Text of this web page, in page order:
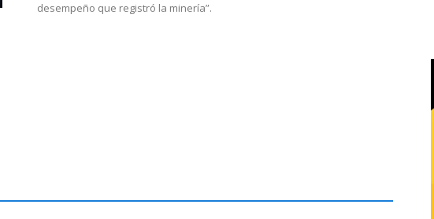
desempeño que registró la minería”.